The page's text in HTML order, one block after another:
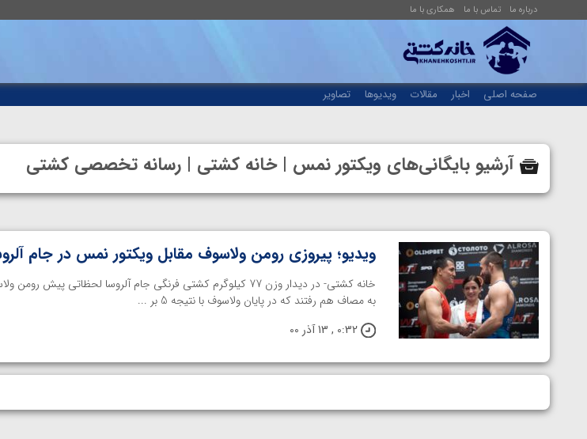
درباره ما تماس با ما همکاری با ما
صفحه اصلی اخبار مقالات ویدیوها تصاویر
آرشیو بایگانی‌های ویکتور نمس | خانه کشتی | رسانه تخصصی کشتی
ویدیو؛ پیروزی رومن ولاسوف مقابل ویکتور نمس در جام
خانه کشتی- در دیدار وزن 77 کیلوگرم کشتی فرنگی جام آلروسا لحظاتی پیش
به مصاف هم رفتند که در پایان ولاسوف با نتیجه 5 بر ...
0:32 , 13 آذر 00